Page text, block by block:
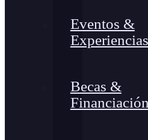
Eventos &
Experiencias
Becas &
Financiación